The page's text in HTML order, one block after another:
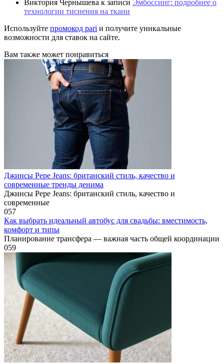
Виктория Чернышева к записи Эмбоссинг: подробнее о
технологии тиснения на ткани
Используйте промокод pari и получите уникальные
возможности для ставок на сайте.
Вам также может понравиться
Джинсы Pepe Jeans: британский стиль, качество и
современные тренды денима
Джинсы Pepe Jeans: британский стиль, качество и
современные
057
Как выбрать идеальный автобус для свадьбы: вместимость,
комфорт и типы
Планирование трансфера — важная часть общей координации
059